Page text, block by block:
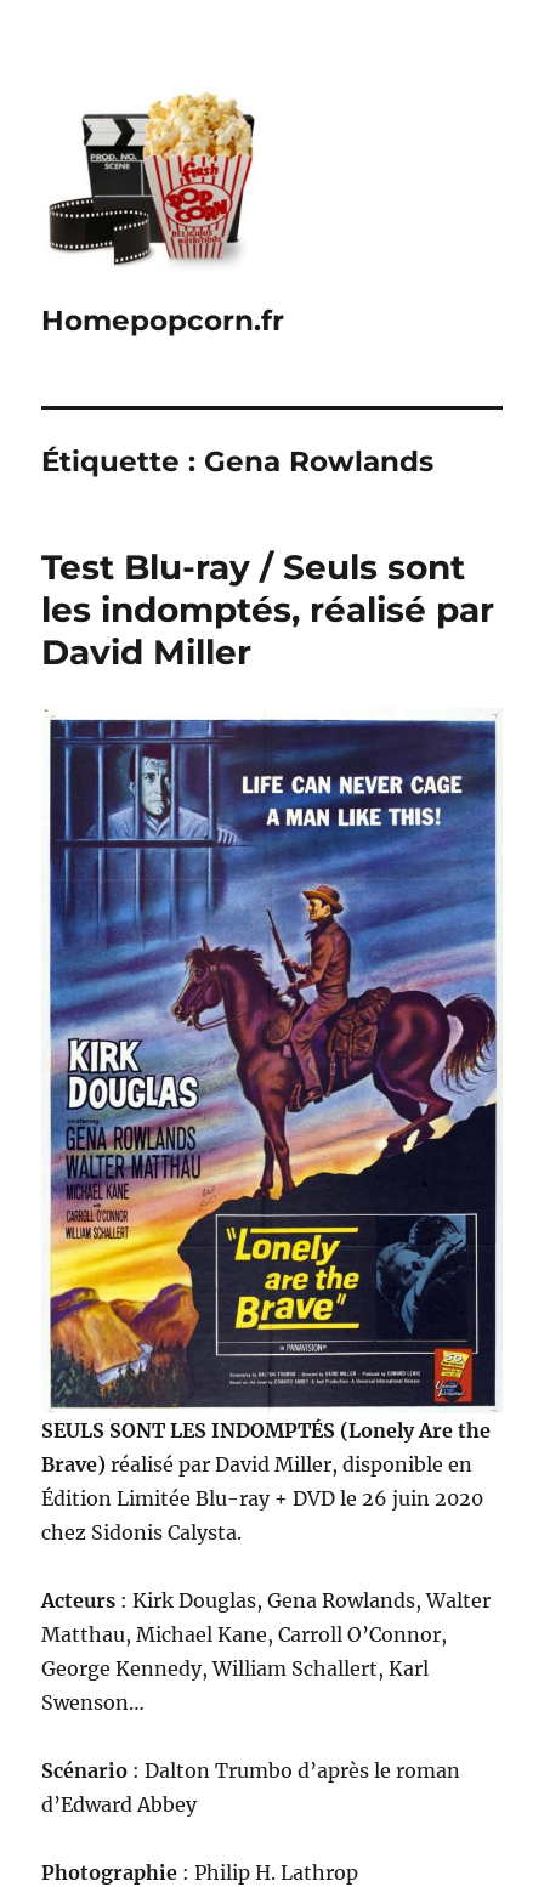
Homepopcorn.fr
Étiquette : Gena Rowlands
Test Blu-ray / Seuls sont
les indomptés, réalisé par
David Miller
SEULS SONT LES INDOMPTÉS (Lonely Are the
Brave) réalisé par David Miller, disponible en
Édition Limitée Blu-ray + DVD le 26 juin 2020
chez Sidonis Calysta.
Acteurs : Kirk Douglas, Gena Rowlands, Walter
Matthau, Michael Kane, Carroll O’Connor,
George Kennedy, William Schallert, Karl
Swenson…
Scénario : Dalton Trumbo d’après le roman
d’Edward Abbey
Photographie : Philip H. Lathrop